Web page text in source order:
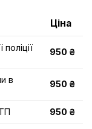
Ціна
950 ₴
в
950 ₴
950 ₴